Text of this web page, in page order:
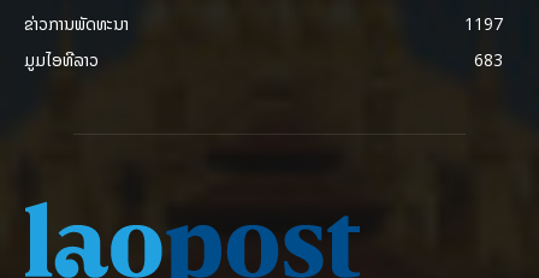
ຂ່າວການພັດທະນາ
1197
ມູມໄອທີລາວ
683